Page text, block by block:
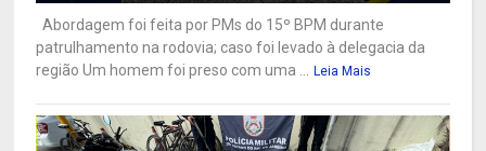
Abordagem foi feita por PMs do 15º BPM durante
patrulhamento na rodovia; caso foi levado à delegacia da
região Um homem foi preso com uma ...
Leia Mais